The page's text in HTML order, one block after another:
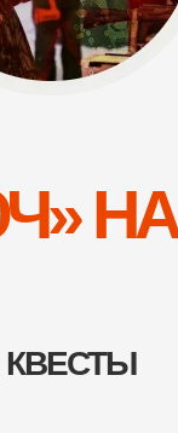
КВЕСТЫ
НА